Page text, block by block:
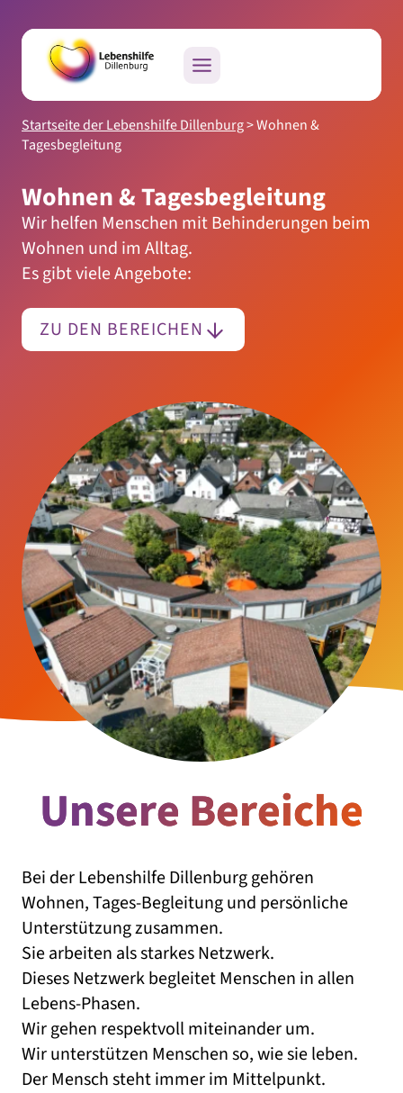
Inhalt
springen
Startseite der Lebenshilfe Dillenburg>Wohnen &
Tagesbegleitung
Wohnen & Tagesbegleitung
Wir helfen Menschen mit Behinderungen beim
Wohnen und im Alltag.
Es gibt viele Angebote:
ZU DEN BEREICHEN
Unsere Bereiche
Bei der Lebenshilfe Dillenburg gehören
Wohnen, Tages-Begleitung und persönliche
Unterstützung zusammen.
Sie arbeiten als starkes Netzwerk.
Dieses Netzwerk begleitet Menschen in allen
Lebens-Phasen.
Wir gehen respektvoll miteinander um.
Wir unterstützen Menschen so, wie sie leben.
Der Mensch steht immer im Mittelpunkt.